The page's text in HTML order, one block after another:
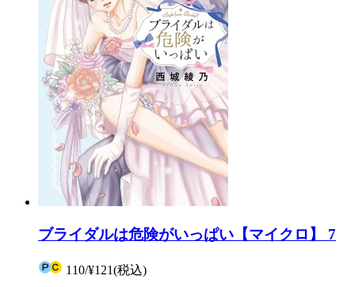
ブライダルは危険がいっぱい【マイクロ】 7
110/¥121(税込)